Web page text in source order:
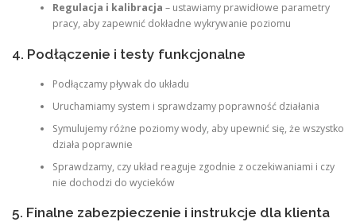
Regulacja i kalibracja – ustawiamy prawidłowe parametry
pracy, aby zapewnić dokładne wykrywanie poziomu
4. Podłączenie i testy funkcjonalne
Podłączamy pływak do układu
Uruchamiamy system i sprawdzamy poprawność działania
Symulujemy różne poziomy wody, aby upewnić się, że wszystko
działa poprawnie
Sprawdzamy, czy układ reaguje zgodnie z oczekiwaniami i czy
nie dochodzi do wycieków
5. Finalne zabezpieczenie i instrukcje dla klienta